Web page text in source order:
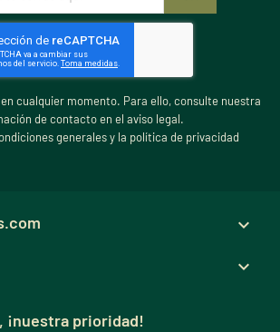
cualquier momento. Para ello, consulte nuestra
de contacto en el aviso legal.
generales y la política de privacidad


prioridad!